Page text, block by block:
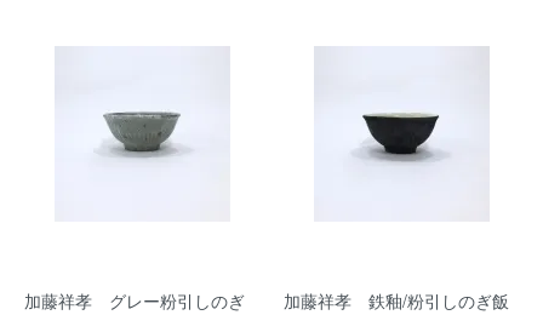
加藤祥孝 グレー粉引しのぎ
加藤祥孝 鉄釉/粉引しのぎ飯